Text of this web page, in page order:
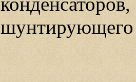
шунтирующего